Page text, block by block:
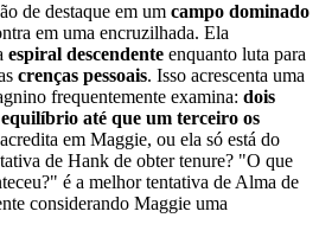
de destaque em um campo dominado
em uma encruzilhada. Ela
espiral descendente enquanto luta para
crenças pessoais. Isso acrescenta uma
frequentemente examina: dois
até que um terceiro os
em Maggie, ou ela só está do
de Hank de obter tenure? "O que
é a melhor tentativa de Alma de
considerando Maggie uma